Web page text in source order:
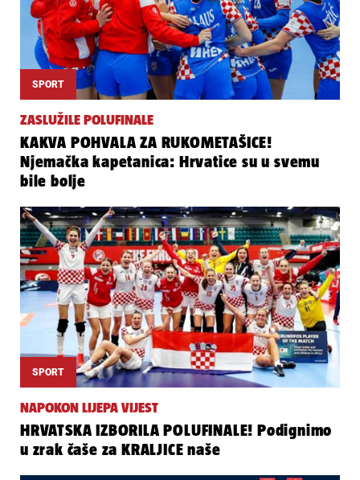
SPORT
ZASLUŽILE POLUFINALE
KAKVA POHVALA ZA RUKOMETAŠICE!
Njemačka kapetanica: Hrvatice su u svemu
bile bolje
SPORT
NAPOKON LIJEPA VIJEST
HRVATSKA IZBORILA POLUFINALE! Podignimo
u zrak čaše za KRALJICE naše